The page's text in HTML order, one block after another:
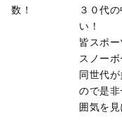
数！
３０代
い！
皆スポ
スノー
同世代
ので是
囲気を